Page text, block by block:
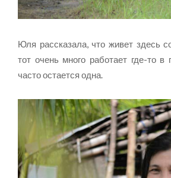
Юля рассказала, что живет здесь
тот очень много работает где-то в
часто остается одна.